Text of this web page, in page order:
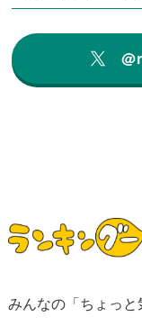
みんなの「ちょっ